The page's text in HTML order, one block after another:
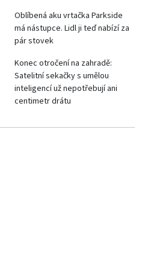
Oblíbená aku vrtačka Parkside
má nástupce. Lidl ji teď nabízí za
pár stovek
Konec otročení na zahradě:
Satelitní sekačky s umělou
inteligencí už nepotřebují ani
centimetr drátu